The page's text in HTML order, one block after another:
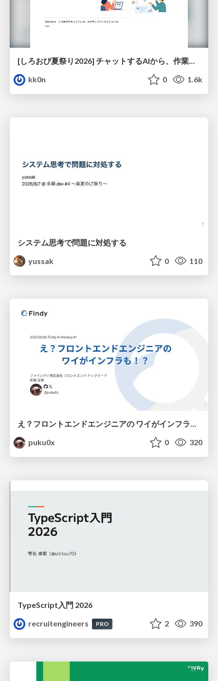
[しろおび夏祭り2026] チャットするAIから、作業するAIへ - 使われ方の変化と、その裏側で起きていること
kk0n
0 1.6k
システム思考で問題に対処する
yussak
0 110
え？フロントエンドエンジニアの ワイがインフラも！？
puku0x
0 320
TypeScript入門 2026
recruitengineers
PRO 2 390